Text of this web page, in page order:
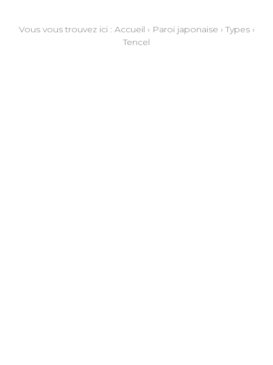
Vous vous trouvez ici : Accueil › Paroi japonaise ›Types›
Tencel